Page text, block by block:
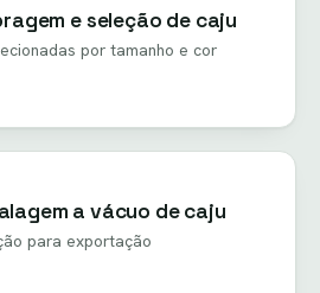
e seleção de caju
por tamanho e cor
a vácuo de caju
para exportação